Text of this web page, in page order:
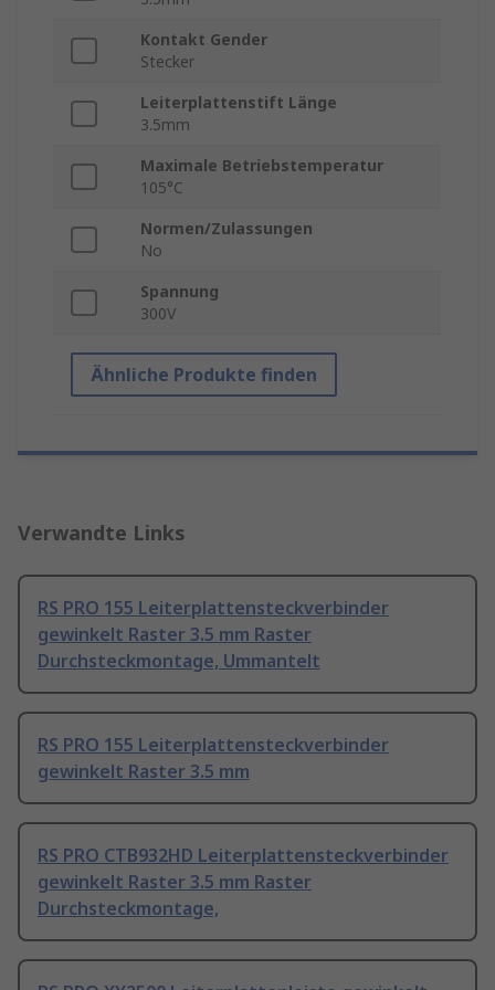
Kontakt Gender
Stecker
Leiterplattenstift Länge
3.5mm
Maximale Betriebstemperatur
105°C
Normen/Zulassungen
No
Spannung
300V
Ähnliche Produkte finden
Verwandte Links
RS PRO 155 Leiterplattensteckverbinder
gewinkelt Raster 3.5 mm Raster
Durchsteckmontage, Ummantelt
RS PRO 155 Leiterplattensteckverbinder
gewinkelt Raster 3.5 mm
RS PRO CTB932HD Leiterplattensteckverbinder
gewinkelt Raster 3.5 mm Raster
Durchsteckmontage,